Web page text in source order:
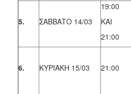
5. ΣΑΒΒΑΤΟ 14/03
19:00
ΚΑΙ
21:00
6. ΚΥΡΙΑΚΗ 15/03 21:00